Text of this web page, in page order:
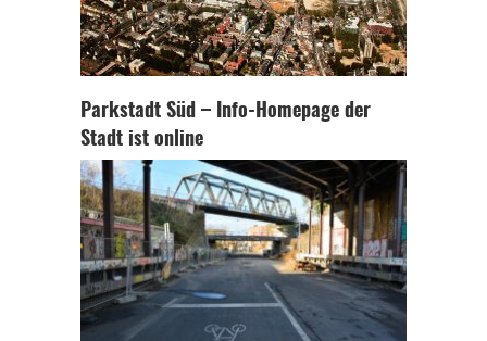
Parkstadt Süd – Info-Homepage der
Stadt ist online